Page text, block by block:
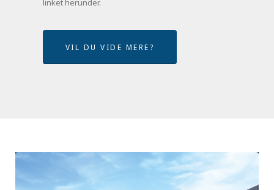
linket herunder.
VIL DU VIDE MERE?